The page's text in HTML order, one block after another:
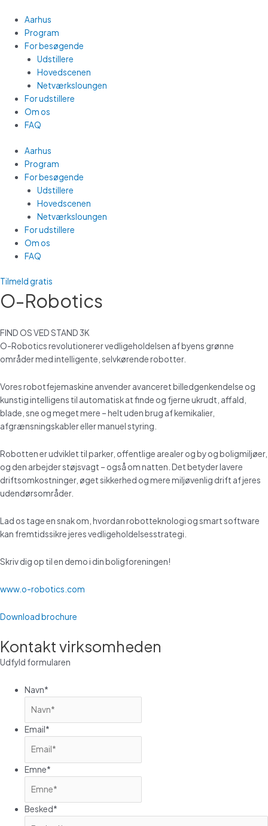
indholdet
Aarhus
Program
For besøgende
Udstillere
Hovedscenen
Netværksloungen
For udstillere
Om os
FAQ
Menu
Aarhus
Program
For besøgende
Udstillere
Hovedscenen
Netværksloungen
For udstillere
Om os
FAQ
Tilmeld gratis
O-Robotics
FIND OS VED STAND 3K
O-Robotics revolutionerer vedligeholdelsen af byens grønne
områder med intelligente, selvkørende robotter.
Vores robotfejemaskine anvender avanceret billedgenkendelse og
kunstig intelligens til automatisk at finde og fjerne ukrudt, affald,
blade, sne og meget mere – helt uden brug af kemikalier,
afgrænsningskabler eller manuel styring.
Robotten er udviklet til parker, offentlige arealer og by og boligmiljøer,
og den arbejder støjsvagt – også om natten. Det betyder lavere
driftsomkostninger, øget sikkerhed og mere miljøvenlig drift af jeres
udendørsområder.
Lad os tage en snak om, hvordan robotteknologi og smart software
kan fremtidssikre jeres vedligeholdelsesstrategi.
Skriv dig op til en demo i din boligforeningen!
www.o-robotics.com
Download brochure
Kontakt virksomheden
Udfyld formularen
Navn*
Email*
Emne*
Besked*